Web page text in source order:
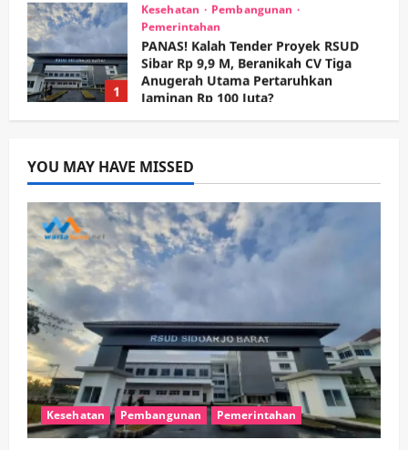
1
Kesehatan
Pembangunan
Pemerintahan
PANAS! Kalah Tender Proyek RSUD
Sibar Rp 9,9 M, Beranikah CV Tiga
Anugerah Utama Pertaruhkan
Jaminan Rp 100 Juta?
wartanusa 5 Agustus 2026
2
PWI dan Sapma PP Sidoarjo
Memanaskan Mesin Menuju Piala
Soccer
wartanusa 5 Agustus 2026
3
Ekonomi Hiburan Pemerintahan
HOT NEWS: Ribuan Warga Wage
Tumplek Blek di Bazar Rakyat Jalan
Jambu, Borong Kuliner UMKM Sambil
Nonton Jaranan!
wartanusa 4 Agustus 2026
Keagamaan Pemerintahan
Pemkab Sidoarjo & Muhammadiyah
Sinergi Permudah Perizinan, Wakaf,
hingga Hibah
YOU MAY HAVE MISSED
Kesehatan Pembangunan Pemerintahan